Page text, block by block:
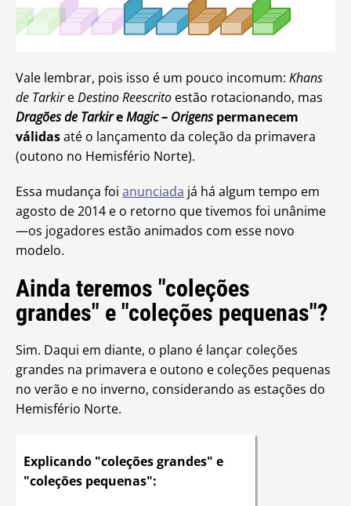
Vale lembrar, pois isso é um pouco incomum: Khans
de TarkireDestino Reescrito estão rotacionando, mas
Dragões de TarkireMagic – Origenspermanecem
válidasaté o lançamento da coleção da primavera
(outono no Hemisfério Norte).
Essa mudança foi anunciada já há algum tempo em
agosto de 2014 e o retorno que tivemos foi unânime
—os jogadores estão animados com esse novo
modelo.
Ainda teremos "coleções
grandes" e "coleções pequenas"?
Sim. Daqui em diante, o plano é lançar coleções
grandes na primavera e outono e coleções pequenas
no verão e no inverno, considerando as estações do
Hemisfério Norte.
Explicando "coleções grandes" e
"coleções pequenas":